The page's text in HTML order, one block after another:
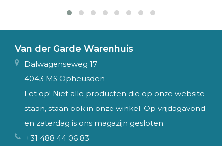
Van der Garde Warenhuis
Dalwagenseweg 17
4043 MS Opheusden
Let op! Niet alle producten die op onze website
staan, staan ook in onze winkel. Op vrijdagavond
en zaterdag is ons magazijn gesloten.
+31 488 44 06 83